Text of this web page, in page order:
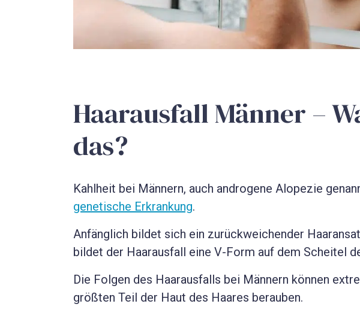
Haarausfall Männer –
das?
Kahlheit bei Männern, auch androgene Alopezie
genetische Erkrankung.
Anfänglich bildet sich ein zurückweichender
bildet der Haarausfall eine V-Form auf dem Scheitel
Die Folgen des Haarausfalls bei Männern können
größten Teil der Haut des Haares berauben.